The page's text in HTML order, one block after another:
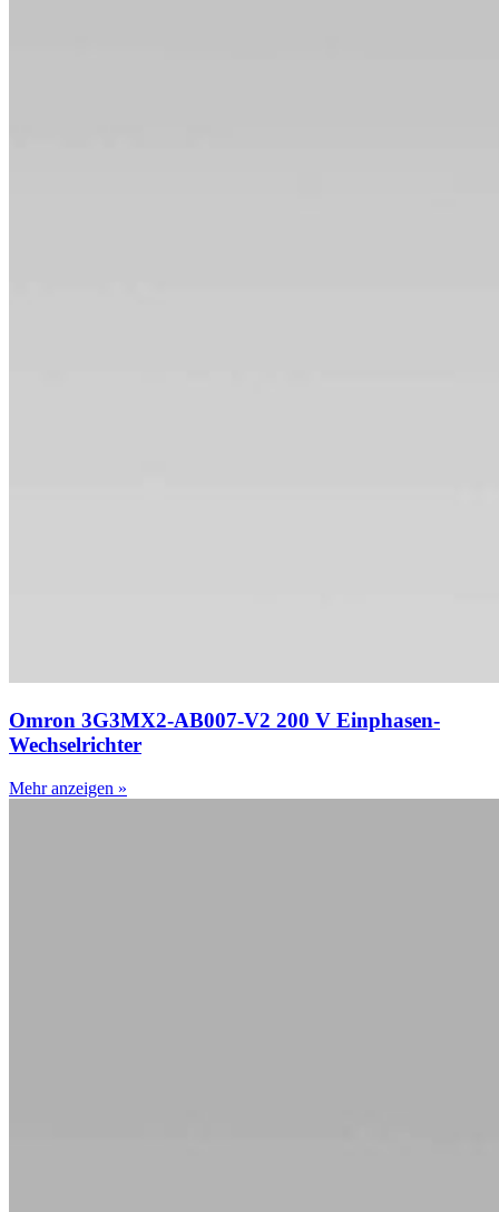
Omron 3G3MX2-AB007-V2 200 V Einphasen-
Wechselrichter
Mehr anzeigen »